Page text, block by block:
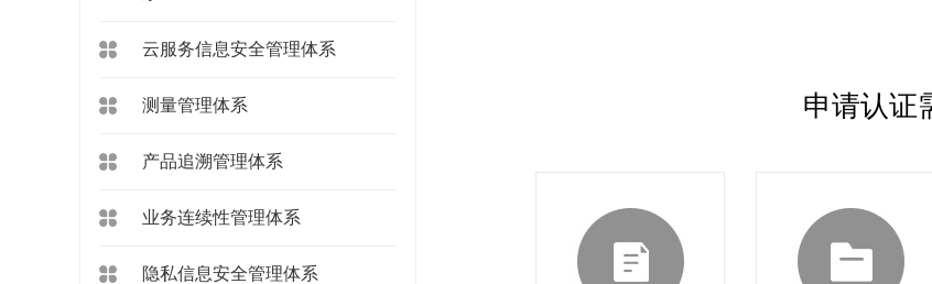
云服务信息安全管理体系
测量管理体系
产品追溯管理体系
业务连续性管理体系
隐私信息安全管理体系
申请认证